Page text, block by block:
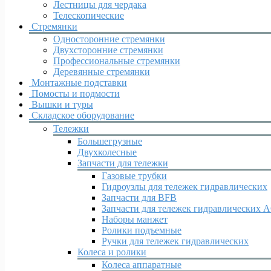
Лестницы для чердака
Телескопические
Стремянки
Односторонние стремянки
Двухсторонние стремянки
Профессиональные стремянки
Деревянные стремянки
Монтажные подставки
Помосты и подмости
Вышки и туры
Складское оборудование
Тележки
Большегрузные
Двухколесные
Запчасти для тележки
Газовые трубки
Гидроузлы для тележек гидравлических
Запчасти для BFB
Запчасти для тележек гидравлических
Наборы манжет
Ролики подъемные
Ручки для тележек гидравлических
Колеса и ролики
Колеса аппаратные